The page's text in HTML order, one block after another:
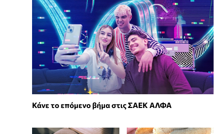
Κάνε το επόμενο βήμα στις ΣΑΕΚ ΑΛΦΑ